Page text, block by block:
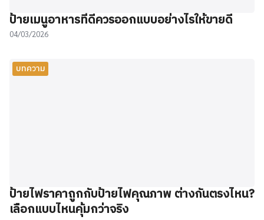
ป้ายเมนูอาหารที่ดีควรออกแบบอย่างไรให้ขายดี
04/03/2026
บทความ
ป้ายไฟราคาถูกกับป้ายไฟคุณภาพ ต่างกันตรงไหน?
เลือกแบบไหนคุ้มกว่าจริง